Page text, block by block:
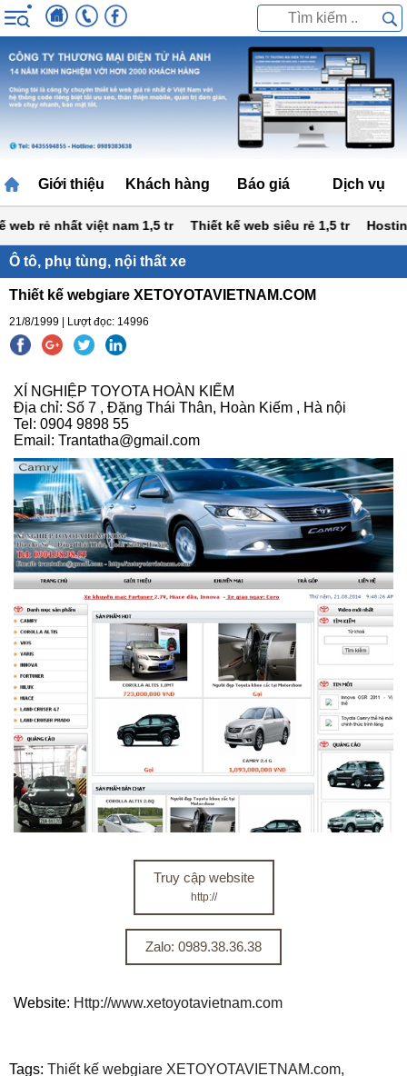
Giới thiệu Khách hàng Báo giá Dịch vụ
rẻ nhất việt nam 1,5 tr Thiết kế web siêu rẻ 1,5 tr Hosting
Ô tô, phụ tùng, nội thất xe
Thiết kế webgiare XETOYOTAVIETNAM.COM
21/8/1999 | Lượt đọc: 14996
XÍ NGHIỆP TOYOTA HOÀN KIẾM
Địa chỉ: Số 7 , Đặng Thái Thân, Hoàn Kiếm , Hà nội
Tel: 0904 9898 55
Email: Trantatha@gmail.com
Truy cập website
http://
Zalo: 0989.38.36.38
Website: Http://www.xetoyotavietnam.com
Tags: Thiết kế webgiare XETOYOTAVIETNAM.com,